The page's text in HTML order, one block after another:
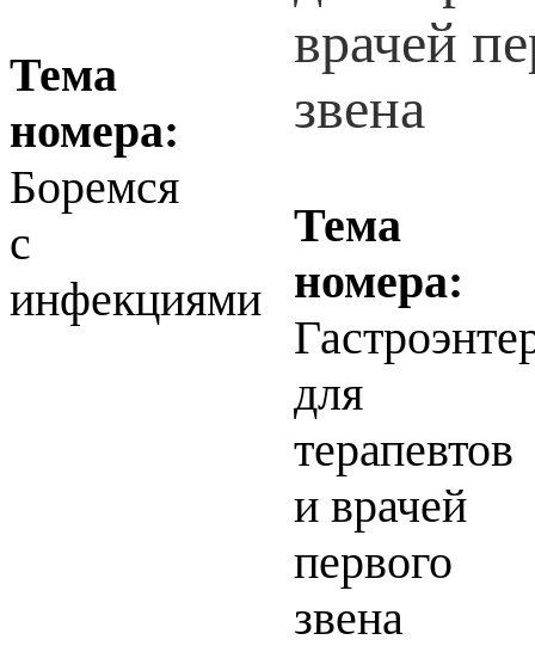
Тема
номера:
Боремся
с
инфекциями
Тема
номера:
для
терапевтов
и врачей
первого
звена